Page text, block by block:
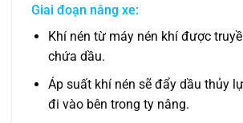
Giai đoạn nâng xe:
Khí nén từ máy nén khí được
chứa dầu.
Áp suất khí nén sẽ đẩy dầu thủy
đi vào bên trong ty nâng.